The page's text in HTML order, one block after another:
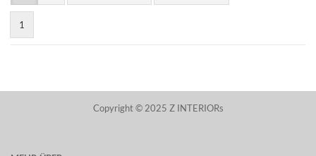
1
Copyright © 2025 Z INTERIORs